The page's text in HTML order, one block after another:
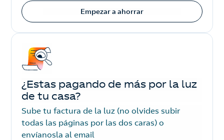
Empezar a ahorrar
¿Estas pagando de más por la luz
de tu casa?
Sube tu factura de la luz (no olvides subir
todas las páginas por las dos caras) o
envíanosla al email